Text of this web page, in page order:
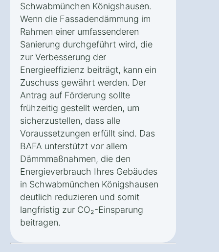
Schwabmünchen Königshausen.
Wenn die Fassadendämmung im
Rahmen einer umfassenderen
Sanierung durchgeführt wird, die
zur Verbesserung der
Energieeffizienz beiträgt, kann ein
Zuschuss gewährt werden. Der
Antrag auf Förderung sollte
frühzeitig gestellt werden, um
sicherzustellen, dass alle
Voraussetzungen erfüllt sind. Das
BAFA unterstützt vor allem
Dämmmaßnahmen, die den
Energieverbrauch Ihres Gebäudes
in Schwabmünchen Königshausen
deutlich reduzieren und somit
langfristig zur CO₂-Einsparung
beitragen.